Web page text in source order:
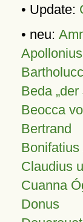
• Update:
• neu:
Beda „der
Beocca
Bertrand
Claudius
Cuanna
Donus